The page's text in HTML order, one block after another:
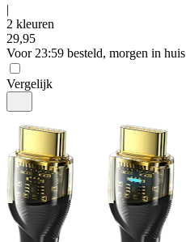
|
2 kleuren
29,95
Voor 23:59 besteld, morgen in huis
Vergelijk